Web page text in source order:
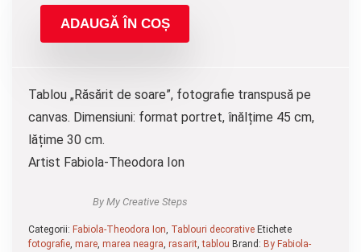
ADAUGĂ ÎN COȘ
Tablou „Răsărit de soare”, fotografie transpusă pe
canvas. Dimensiuni: format portret, înălțime 45 cm,
lățime 30 cm.
Artist Fabiola-Theodora Ion
By My Creative Steps
Categorii: Fabiola-Theodora Ion, Tablouri decorative Etichete
fotografie, mare, marea neagra, rasarit,tablou Brand: By Fabiola-